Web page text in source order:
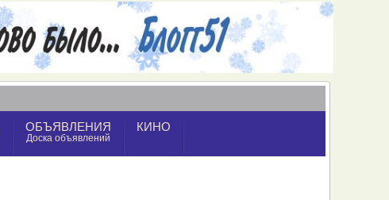
ОБЪЯВЛЕНИЯ
Доска объявлений
КИНО